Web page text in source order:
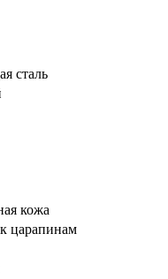
сталь
кожа
царапинам